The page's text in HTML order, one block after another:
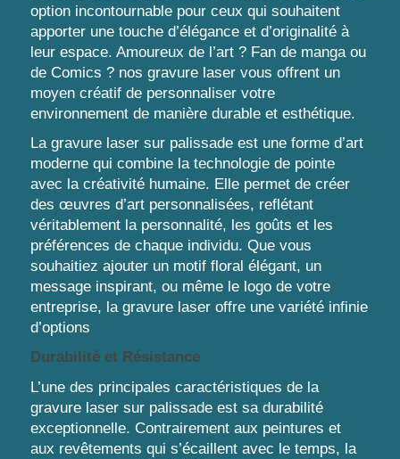
option incontournable pour ceux qui souhaitent
apporter une touche d’élégance et d’originalité à
leur espace. Amoureux de l’art ? Fan de manga ou
de Comics ? nos gravure laser vous offrent un
moyen créatif de personnaliser votre
environnement de manière durable et esthétique.
La gravure laser sur palissade est une forme d’art
moderne qui combine la technologie de pointe
avec la créativité humaine. Elle permet de créer
des œuvres d’art personnalisées, reflétant
véritablement la personnalité, les goûts et les
préférences de chaque individu. Que vous
souhaitiez ajouter un motif floral élégant, un
message inspirant, ou même le logo de votre
entreprise, la gravure laser offre une variété infinie
d’options
Durabilité et Résistance
L’une des principales caractéristiques de la
gravure laser sur palissade est sa durabilité
exceptionnelle. Contrairement aux peintures et
aux revêtements qui s’écaillent avec le temps, la